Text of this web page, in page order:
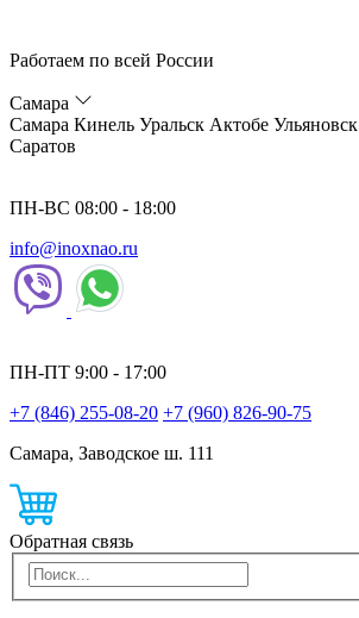
Работаем по всей России
Самара
Самара Кинель Уральск Актобе Ульяновск
Саратов
ПН-ВС 08:00 - 18:00
info@inoxnao.ru
ПН-ПТ 9:00 - 17:00
+7 (846) 255-08-20 +7 (960) 826-90-75
Самара, Заводское ш. 111
Обратная связь